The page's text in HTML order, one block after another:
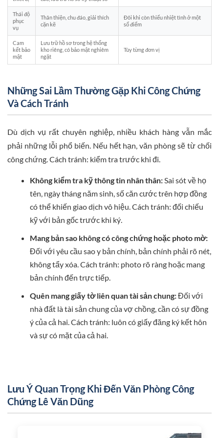
Thái độ
phục
vụ
Thân thiện, chu đáo, giải thích
cặn kẽ
Đôi khi còn thiếu nhiệt tình ở một
số điểm
Cam
kết bảo
mật
Lưu trữ hồ sơ trong hệ thống
kho riêng, có bảo mật nghiêm
ngặt
Tùy từng đơn vị
Những Sai Lầm Thường Gặp Khi Công Chứng
Và Cách Tránh
Dù dịch vụ rất chuyên nghiệp, nhiều khách hàng vẫn mắc
phải những lỗi phổ biến. Nếu hết hạn, văn phòng sẽ từ chối
công chứng. Cách tránh: kiểm tra trước khi đi.
Không kiểm tra kỹ thông tin nhân thân:Sai sót về họ
tên, ngày tháng năm sinh, số căn cước trên hợp đồng
có thể khiến giao dịch vô hiệu. Cách tránh: đối chiếu
kỹ với bản gốc trước khi ký.
Mang bản sao không có công chứng hoặc photo mờ:
Đối với yêu cầu sao y bản chính, bản chính phải rõ nét,
không tẩy xóa. Cách tránh: photo rõ ràng hoặc mang
bản chính đến trực tiếp.
Quên mang giấy tờ liên quan tài sản chung:Đối với
nhà đất là tài sản chung của vợ chồng, cần có sự đồng
ý của cả hai. Cách tránh: luôn có giấy đăng ký kết hôn
và sự có mặt của cả hai.
Lưu Ý Quan Trọng Khi Đến Văn Phòng Công
Chứng Lê Văn Dũng